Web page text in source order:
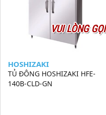
VUI LÒNG GỌI
HOSHIZAKI
TỦ ĐÔNG HOSHIZAKI HFE-
140B-CLD-GN